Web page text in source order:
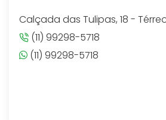
Calçada das Tulipas, 18 -
(11) 99298-5718
(11) 99298-5718